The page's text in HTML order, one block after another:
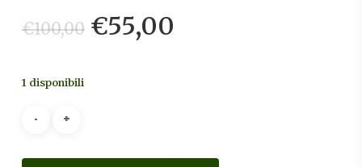
€100,00 Il
prezzo
€55,00
1 disponibili